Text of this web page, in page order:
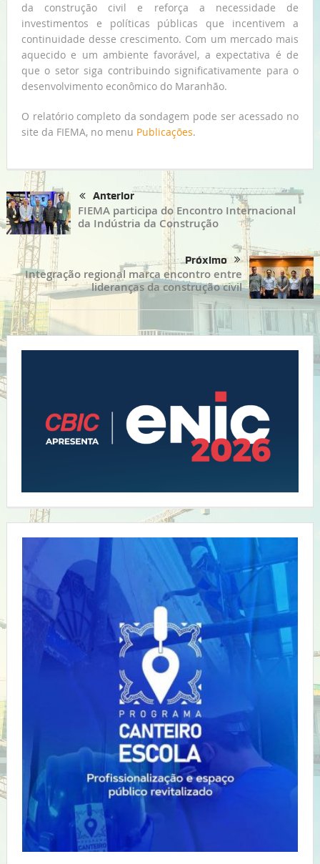
da construção civil e reforça a necessidade de
investimentos e políticas públicas que incentivem a
continuidade desse crescimento. Com um mercado mais
aquecido e um ambiente favorável, a expectativa é de
que o setor siga contribuindo significativamente para o
desenvolvimento econômico do Maranhão.
O relatório completo da sondagem pode ser acessado no
site da FIEMA, no menu Publicações.
Anterior
FIEMA participa do Encontro Internacional
da Indústria da Construção
Próximo
Integração regional marca encontro entre
lideranças da construção civil